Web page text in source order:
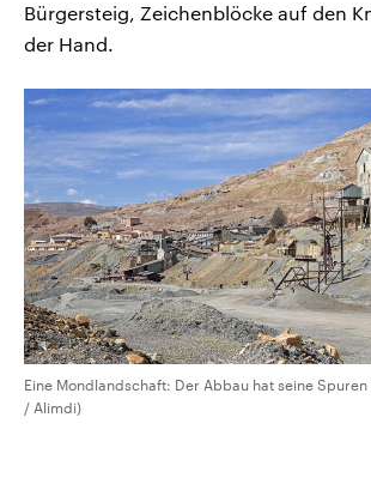
Bürgersteig, Zeichenblöcke auf den
der Hand.
Eine Mondlandschaft: Der Abbau hat seine
/ Alimdi)